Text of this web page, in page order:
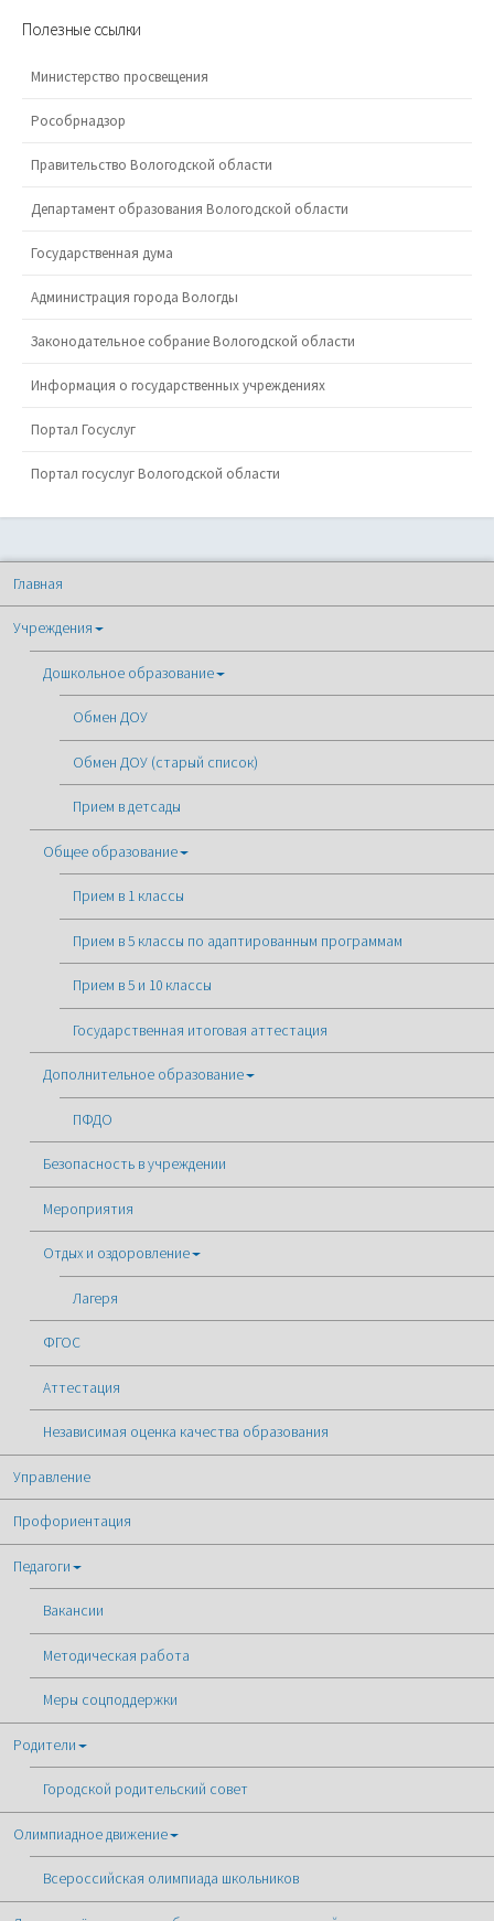
Полезные ссылки
Министерство просвещения
Рособрнадзор
Правительство Вологодской области
Департамент образования Вологодской области
Государственная дума
Администрация города Вологды
Законодательное собрание Вологодской области
Информация о государственных учреждениях
Портал Госуслуг
Портал госуслуг Вологодской области
Главная
Учреждения
Дошкольное образование
Обмен ДОУ
Обмен ДОУ (старый список)
Прием в детсады
Общее образование
Прием в 1 классы
Прием в 5 классы по адаптированным программам
Прием в 5 и 10 классы
Государственная итоговая аттестация
Дополнительное образование
ПФДО
Безопасность в учреждении
Мероприятия
Отдых и оздоровление
Лагеря
ФГОС
Аттестация
Независимая оценка качества образования
Управление
Профориентация
Педагоги
Вакансии
Методическая работа
Меры соцподдержки
Родители
Городской родительский совет
Олимпиадное движение
Всероссийская олимпиада школьников